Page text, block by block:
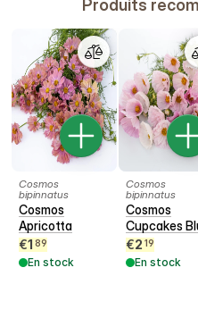
Produits
Cosmos
bipinnatus
Cosmos
Apricotta
€1 89
En stock
Cosmos
bipinnatus
Cosmos
Cupcakes
€2 19
En stock